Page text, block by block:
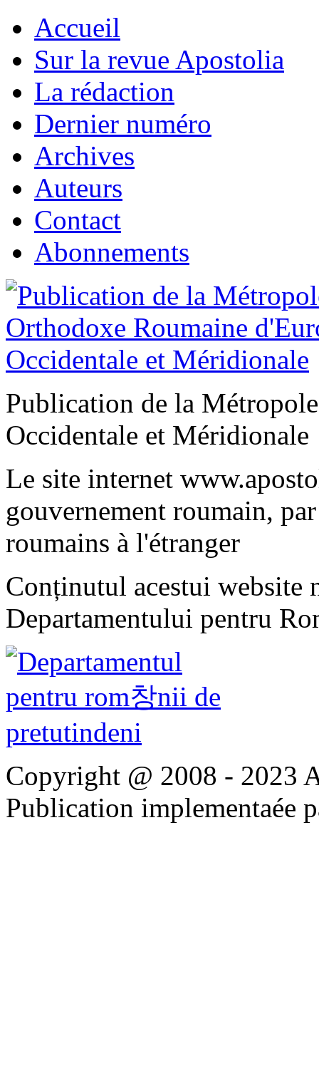
Accueil
Sur la revue Apostolia
La rédaction
Dernier numéro
Archives
Auteurs
Contact
Abonnements
Publication de la
Occidentale et Méridionale
Le site internet
gouvernement roumain,
roumains à l'étranger
Conținutul acestui website
Departamentului pentru
Copyright @ 2008 - 2023
Publication implementaée